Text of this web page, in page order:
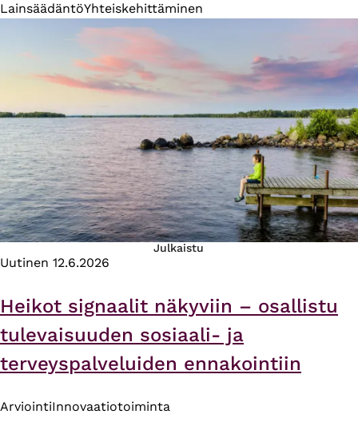
LainsäädäntöYhteiskehittäminen
Julkaistu
Uutinen 12.6.2026
Heikot signaalit näkyviin – osallistu
tulevaisuuden sosiaali- ja
terveyspalveluiden ennakointiin
ArviointiInnovaatiotoiminta